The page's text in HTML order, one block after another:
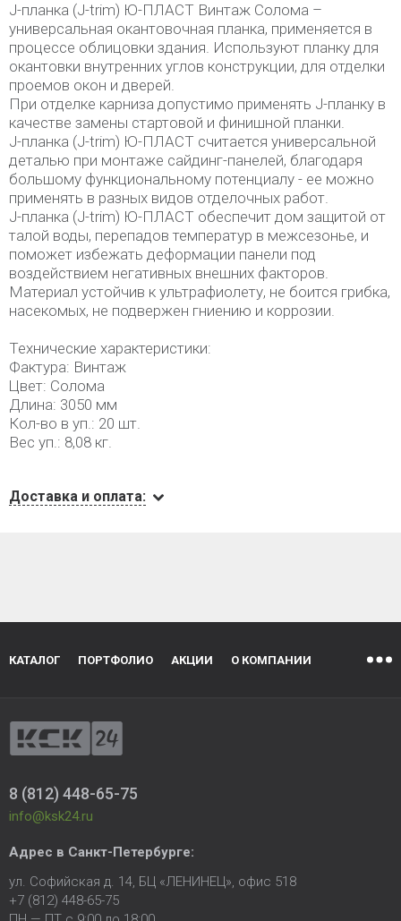
J-планка (J-trim) Ю-ПЛАСТ Винтаж Солома –
универсальная окантовочная планка, применяется в
процессе облицовки здания. Используют планку для
окантовки внутренних углов конструкции, для отделки
проемов окон и дверей.
При отделке карниза допустимо применять J-планку в
качестве замены стартовой и финишной планки.
J-планка (J-trim) Ю-ПЛАСТ считается универсальной
деталью при монтаже сайдинг-панелей, благодаря
большому функциональному потенциалу - ее можно
применять в разных видов отделочных работ.
J-планка (J-trim) Ю-ПЛАСТ обеспечит дом защитой от
талой воды, перепадов температур в межсезонье, и
поможет избежать деформации панели под
воздействием негативных внешних факторов.
Материал устойчив к ультрафиолету, не боится грибка,
насекомых, не подвержен гниению и коррозии.
Технические характеристики:
Фактура: Винтаж
Цвет: Солома
Длина: 3050 мм
Кол-во в уп.: 20 шт.
Вес уп.: 8,08 кг.
Доставка и оплата:
КАТАЛОГ ПОРТФОЛИО АКЦИИ О КОМПАНИИ
8 (812) 448-65-75
info@ksk24.ru
Адрес в Санкт-Петербурге:
ул. Софийская д. 14, БЦ «ЛЕНИНЕЦ», офис 518
+7 (812) 448-65-75